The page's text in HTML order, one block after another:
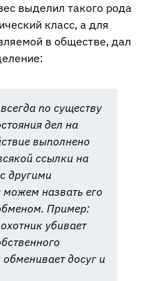
выделил такого рода
класс, а для
в обществе, дал
по существу
дел на
выполнено
ссылки на
другими
назвать его
Пример:
убивает
досуг и